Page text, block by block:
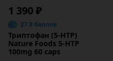
1 390 ₽
27.8 баллов
Триптофан (5-HTP)
Nature Foods 5-HTP
100mg 60 caps